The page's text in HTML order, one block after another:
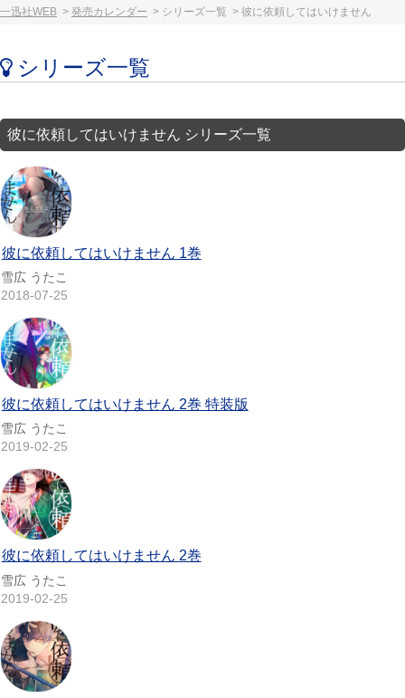
一迅社WEB 発売カレンダー シリーズ一覧 彼に依頼してはいけません
シリーズ一覧
彼に依頼してはいけません シリーズ一覧
彼に依頼してはいけません 1巻
雪広 うたこ
2018-07-25
彼に依頼してはいけません 2巻 特装版
雪広 うたこ
2019-02-25
彼に依頼してはいけません 2巻
雪広 うたこ
2019-02-25